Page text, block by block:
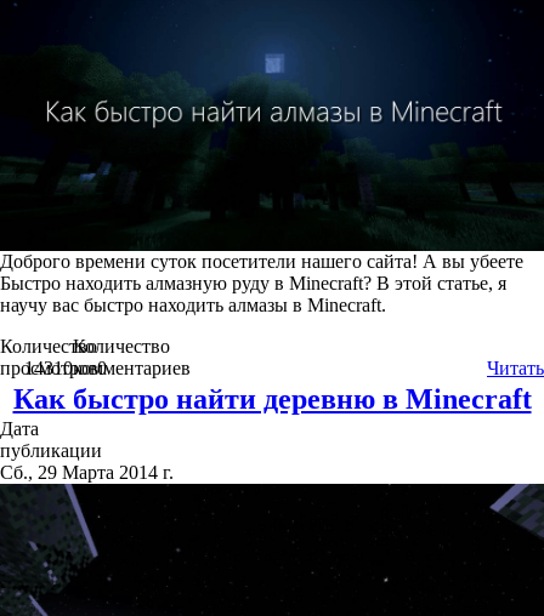
Доброго времени суток посетители нашего сайта! А вы убеете
Быстро находить алмазную руду в Minecraft? В этой статье, я
научу вас быстро находить алмазы в Minecraft.
Количество
просмотров
14310
Количество
комментариев
0 Читать
Как быстро найти деревню в Minecraft
Дата
публикации
Сб., 29 Марта 2014 г.